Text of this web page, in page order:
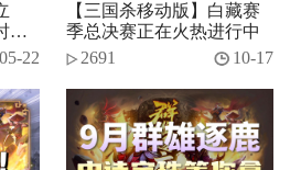
开
05-22
【三国杀移动版】白藏赛
季总决赛正在火热进行中
2691
10-17